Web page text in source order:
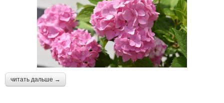
читать дальше →